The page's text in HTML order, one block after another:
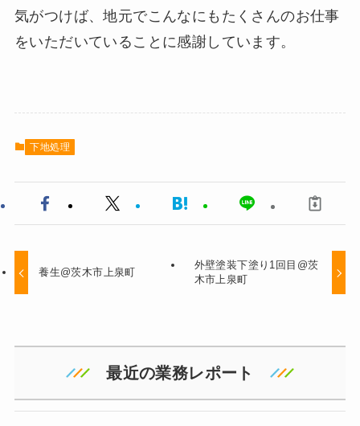
気がつけば、地元でこんなにもたくさんのお仕事
をいただいていることに感謝しています。
下地処理
養生@茨木市上泉町
外壁塗装下塗り1回目@茨
木市上泉町
最近の業務レポート